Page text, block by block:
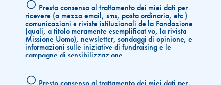
ricevere (a mezzo email, sms, posta ordinaria, etc.)
comunicazioni e riviste istituzionali della Fondazione
(quali, a titolo meramente esemplificativo, la rivista
Missione Uomo), newsletter, sondaggi di opinione, e
informazioni sulle iniziative di fundraising e le
campagne di sensibilizzazione.